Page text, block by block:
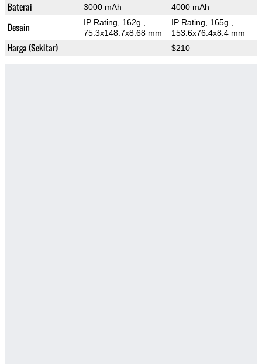
Baterai 3000 mAh 4000 mAh
Desain IP Rating, 162g
75.3x148.7x8.68 mm
IP Rating, 165g
153.6x76.4x8.4 mm
Harga (Sekitar) $210